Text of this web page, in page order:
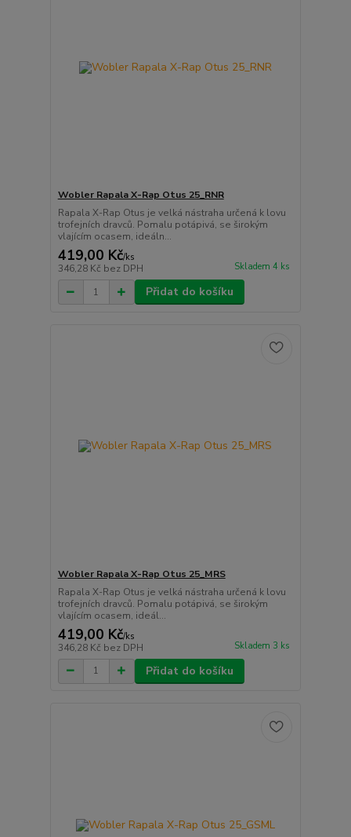
Wobler Rapala X-Rap Otus 25_RNR
Rapala X-Rap Otus je velká nástraha určená k lovu
trofejních dravců. Pomalu potápivá, se širokým
vlajícím ocasem, ideáln...
419,00 Kč/ks
346,28 Kč bez DPH Skladem 4 ks
Přidat do košíku
Wobler Rapala X-Rap Otus 25_MRS
Rapala X-Rap Otus je velká nástraha určená k lovu
trofejních dravců. Pomalu potápivá, se širokým
vlajícím ocasem, ideál...
419,00 Kč/ks
346,28 Kč bez DPH Skladem 3 ks
Přidat do košíku